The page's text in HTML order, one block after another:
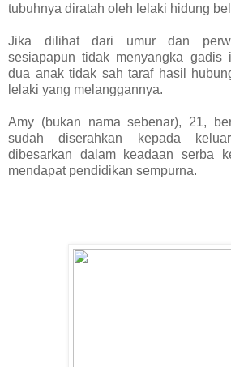
tubuhnya diratah oleh lelaki hidung
Jika dilihat dari umur dan
sesiapapun tidak menyangka gadis
dua anak tidak sah taraf hasil
lelaki yang melanggannya.
Amy (bukan nama sebenar), 21,
sudah diserahkan kepada
dibesarkan dalam keadaan serba
mendapat pendidikan sempurna.